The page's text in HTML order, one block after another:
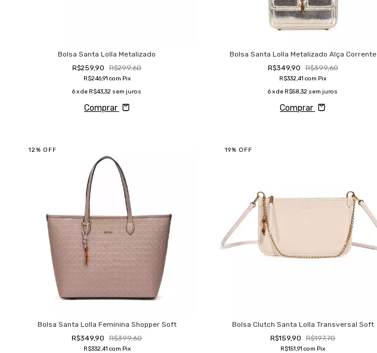
Bolsa Santa Lolla Metalizado
R$259,90
R$299,60
R$246,91 com Pix
6x de R$43,32 sem juros
Comprar
Bolsa Santa Lolla Metalizado Alça Corrente
R$349,90
R$399,60
R$332,41com Pix
6x de R$58,32 sem juros
Comprar
12% OFF
Bolsa Santa Lolla Feminina Shopper Soft
R$349,90
R$399,60
R$332,41 com Pix
19% OFF
Bolsa Clutch Santa Lolla Transversal Soft
R$159,90
R$197,70
R$151,91com Pix